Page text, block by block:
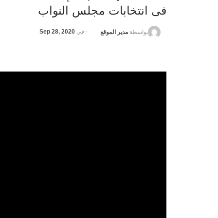
فى انتخابات مجلس النواب
بواسطة مدير الموقع في Sep 28, 2020